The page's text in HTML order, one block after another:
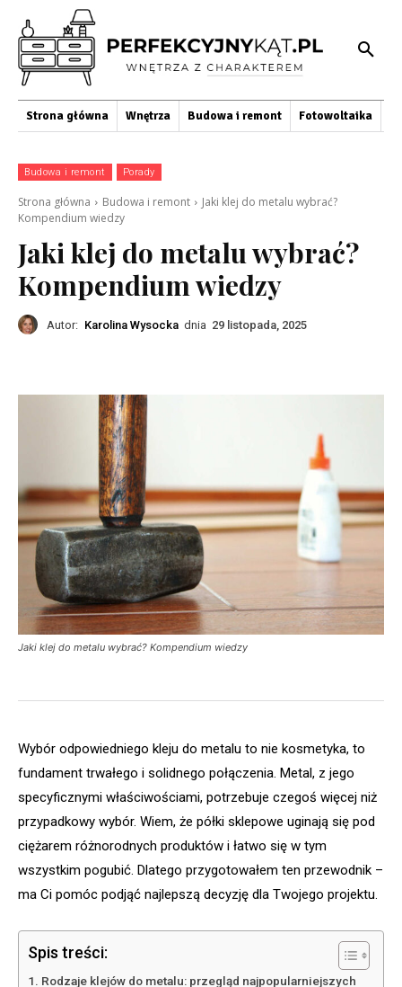
Strona główna Wnętrza Budowa i remont Fotowoltaika
Budowa i remont Porady
Strona główna Budowa i remont
Jaki klej do metalu wybrać?
Kompendium wiedzy
Jaki klej do metalu wybrać?
Kompendium wiedzy
Autor: Karolina Wysocka dnia 29 listopada, 2025
Jaki klej do metalu wybrać? Kompendium wiedzy
Wybór odpowiedniego kleju do metalu to nie kosmetyka, to
fundament trwałego i solidnego połączenia. Metal, z jego
specyficznymi właściwościami, potrzebuje czegoś więcej niż
przypadkowy wybór. Wiem, że półki sklepowe uginają się pod
ciężarem różnorodnych produktów i łatwo się w tym
wszystkim pogubić. Dlatego przygotowałem ten przewodnik –
ma Ci pomóc podjąć najlepszą decyzję dla Twojego projektu.
Spis treści:
Rodzaje klejów do metalu: przegląd najpopularniejszych